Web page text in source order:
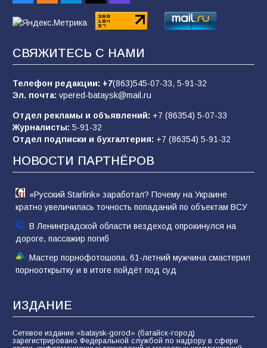
Евгений Остапенко
Батайчане вышли в финал Всероссийского
конкурса «Большая перемена»
СВЯЖИТЕСЬ С НАМИ
Телефон редакции: +7(863)545-07-33, 5-91-32
Эл. почта: vpered-bataysk@mail.ru
Отдел рекламы и объявлений: +7 (86354) 5-07-33
Журналисты: 5-91-32
Отдел подписки и бухгалтерия: +7 (86354) 5-91-32
НОВОСТИ ПАРТНЁРОВ
«Русский Starlink» заработал? Почему на Украине
кратно увеличилась точность попаданий по объектам ВСУ
В Ленинградской области вездеход опрокинулся на
дороге, пассажир погиб
Мастер порнофотошопа. 61-летний мужчина смастерил
порнооткрытку и в итоге пойдёт под суд
ИЗДАНИЕ
Сетевое издание «bataysk-gorod» (батайск-город)
зарегистрировано Федеральной службой по надзору в сфере